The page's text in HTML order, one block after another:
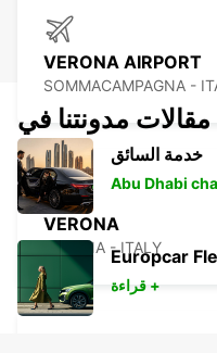
VERONA AIRPORT
SOMMACAMPAGNA -
VERONA
VERONA - ITALY
مقالات مدونتنا في
خدمة السائق
Abu Dhabi
قراءة +